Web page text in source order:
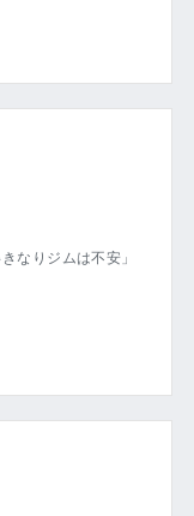
なりジムは不安」